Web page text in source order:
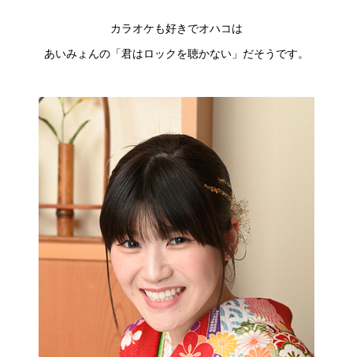
カラオケも好きでオハコは
あいみょんの「君はロックを聴かない」だそうです。